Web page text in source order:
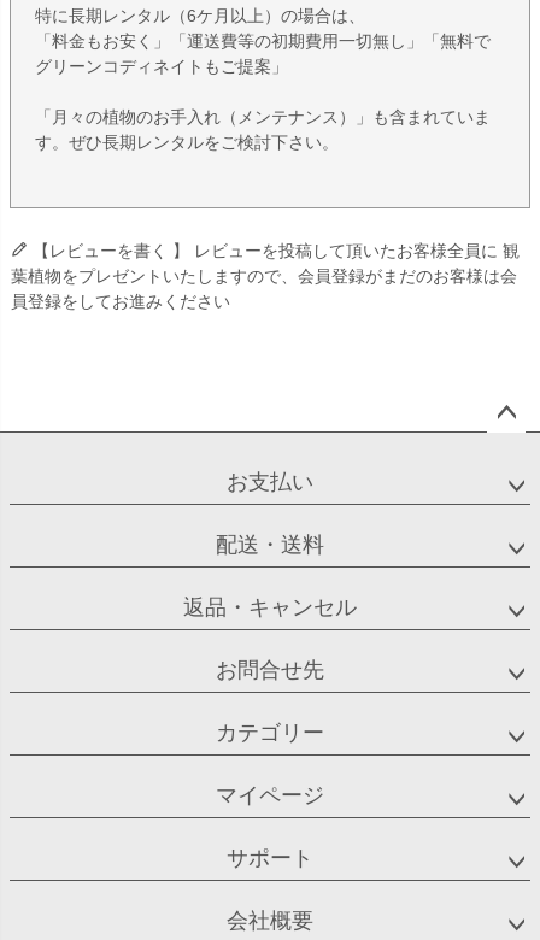
特に長期レンタル（6ケ月以上）の場合は、
「料金もお安く」「運送費等の初期費用一切無し」「無料で
グリーンコディネイトもご提案」
「月々の植物のお手入れ（メンテナンス）」も含まれていま
す。ぜひ長期レンタルをご検討下さい。
【レビューを書く 】 レビューを投稿して頂いたお客様全員に 観
葉植物をプレゼントいたしますので、会員登録がまだのお客様は会
員登録をしてお進みください
ップ
お支払い
配送・送料
返品・キャンセル
お問合せ先
カテゴリー
マイページ
サポート
会社概要